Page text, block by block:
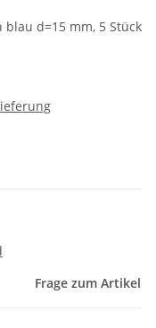
d=15 mm, 5 Stück
Frage zum Artikel